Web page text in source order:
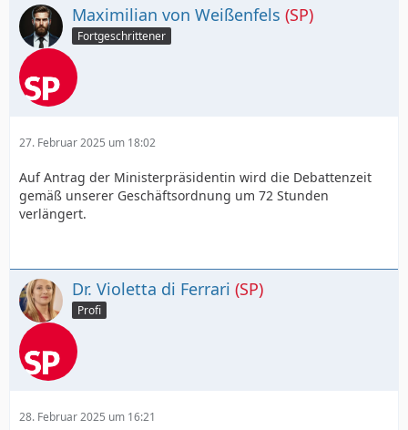
Maximilian von Weißenfels (SP)
Fortgeschrittener
27. Februar 2025 um 18:02
Auf Antrag der Ministerpräsidentin wird die Debattenzeit
gemäß unserer Geschäftsordnung um 72 Stunden
verlängert.
Dr. Violetta di Ferrari (SP)
Profi
28. Februar 2025 um 16:21